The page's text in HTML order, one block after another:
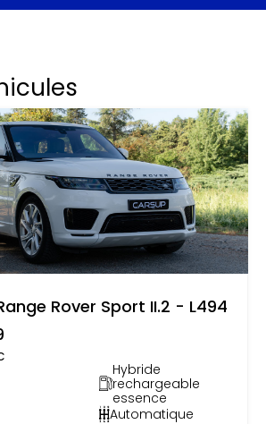
Rover Sport II.2 - L494
Hybride
rechargeable
essence
Automatique